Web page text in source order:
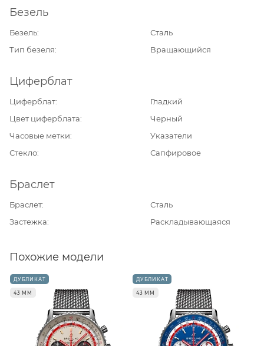
Безель
Безель
Сталь
Тип безеля
Вращающийся
Циферблат
Циферблат
Гладкий
Цвет циферблата
Черный
Часовые метки
Указатели
Стекло
Сапфировое
Браслет
Браслет
Сталь
Застежка
Раскладывающаяся
Похожие модели
ДУБЛИКАТ
43 ММ
ДУБЛИКАТ
43 ММ